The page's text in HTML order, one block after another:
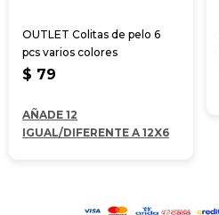
OUTLET Colitas de pelo 6
pcs varios colores
$ 79
AÑADE 12
IGUAL/DIFERENTE A 12X6